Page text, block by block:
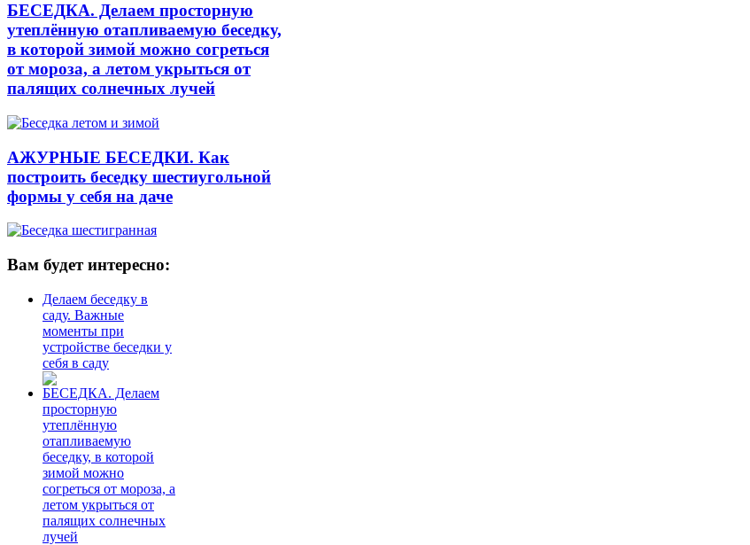
БЕСЕДКА. Делаем просторную
утеплённую отапливаемую беседку,
в которой зимой можно согреться
от мороза, а летом укрыться от
палящих солнечных лучей
АЖУРНЫЕ БЕСЕДКИ. Как
построить беседку шестиугольной
формы у себя на даче
Вам будет интересно:
Делаем беседку в
саду. Важные
моменты при
устройстве беседки у
себя в саду
БЕСЕДКА. Делаем
просторную
утеплённую
отапливаемую
беседку, в которой
зимой можно
согреться от мороза, а
летом укрыться от
палящих солнечных
лучей